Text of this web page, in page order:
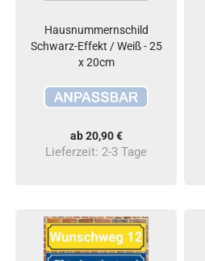
Hausnummernschild
Schwarz-Effekt / Weiß - 25
x 20cm
ab 20,90 €
Lieferzeit: 2-3 Tage